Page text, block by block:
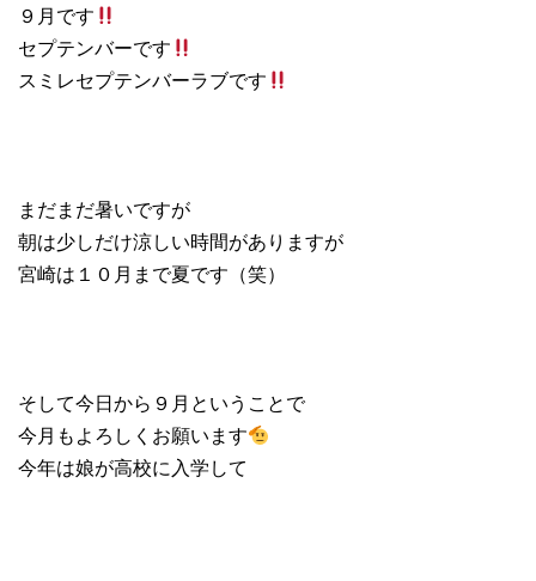
９月です
セプテンバーです
スミレセプテンバーラブです
まだまだ暑いですが
朝は少しだけ涼しい時間がありますが
宮崎は１０月まで夏です（笑）
そして今日から９月ということで
今月もよろしくお願います
今年は娘が高校に入学して